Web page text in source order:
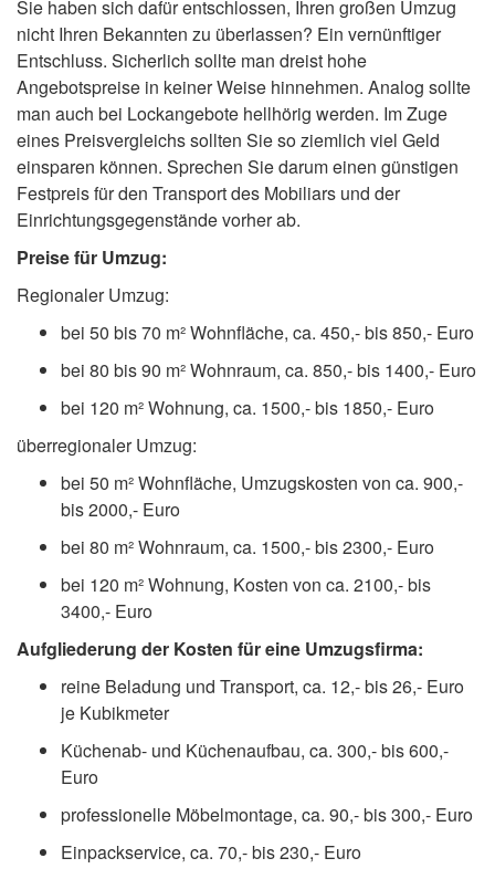
Sie haben sich dafür entschlossen, Ihren großen Umzug
nicht Ihren Bekannten zu überlassen? Ein vernünftiger
Entschluss. Sicherlich sollte man dreist hohe
Angebotspreise in keiner Weise hinnehmen. Analog sollte
man auch bei Lockangebote hellhörig werden. Im Zuge
eines Preisvergleichs sollten Sie so ziemlich viel Geld
einsparen können. Sprechen Sie darum einen günstigen
Festpreis für den Transport des Mobiliars und der
Einrichtungsgegenstände vorher ab.
Preise für Umzug:
Regionaler Umzug:
bei 50 bis 70 m² Wohnfläche, ca. 450,- bis 850,- Euro
bei 80 bis 90 m² Wohnraum, ca. 850,- bis 1400,- Euro
bei 120 m² Wohnung, ca. 1500,- bis 1850,- Euro
überregionaler Umzug:
bei 50 m² Wohnfläche, Umzugskosten von ca. 900,-
bis 2000,- Euro
bei 80 m² Wohnraum, ca. 1500,- bis 2300,- Euro
bei 120 m² Wohnung, Kosten von ca. 2100,- bis
3400,- Euro
Aufgliederung der Kosten für eine Umzugsfirma:
reine Beladung und Transport, ca. 12,- bis 26,- Euro
je Kubikmeter
Küchenab- und Küchenaufbau, ca. 300,- bis 600,-
Euro
professionelle Möbelmontage, ca. 90,- bis 300,- Euro
Einpackservice, ca. 70,- bis 230,- Euro